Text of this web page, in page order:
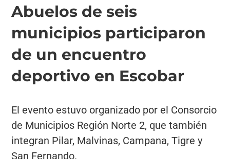
Abuelos de seis
municipios participaron
de un encuentro
deportivo en Escobar
El evento estuvo organizado por el Consorcio
de Municipios Región Norte 2, que también
integran Pilar, Malvinas, Campana, Tigre y
San Fernando.